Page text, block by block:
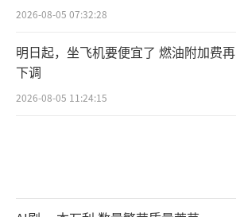
2026-08-05 07:32:28
明日起，坐飞机要便宜了 燃油附加费再
下调
2026-08-05 11:24:15